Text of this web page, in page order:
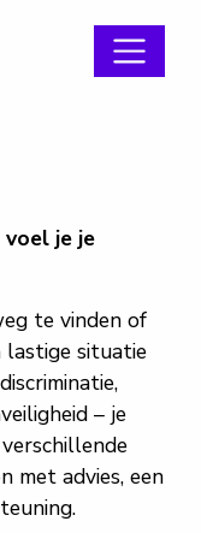
je je
te vinden of
lastige situatie
– je
met advies, een